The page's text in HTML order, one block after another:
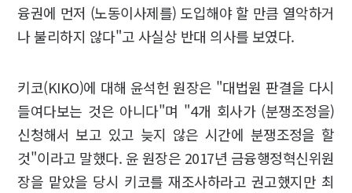
융권에 먼저 (노동이사제를) 도입해야 할 만큼 열악하거
나 불리하지 않다"고 사실상 반대 의사를 보였다.
키코(KIKO)에 대해 윤석헌 원장은 "대법원 판결을 다시
들여다보는 것은 아니다"며 "4개 회사가 (분쟁조정을)
신청해서 보고 있고 늦지 않은 시간에 분쟁조정을 할
것"이라고 말했다. 윤 원장은 2017년 금융행정혁신위원
장을 맡았을 당시 키코를 재조사하라고 권고했지만 최